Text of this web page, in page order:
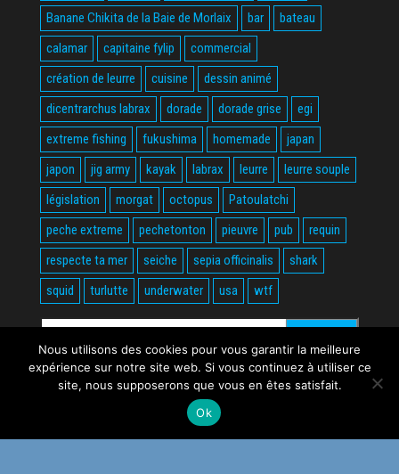
Banane Chikita de la Baie de Morlaix
bar
bateau
calamar
capitaine fylip
commercial
création de leurre
cuisine
dessin animé
dicentrarchus labrax
dorade dorade grise
egi
extreme fishing
fukushima homemade
japan
japon
jig army kayak labrax leurre
leurre souple
législation
morgat octopus
Patoulatchi
peche extreme
pechetonton pieuvre pub
requin
respecte ta mer
seiche sepia officinalis
shark
squid
turlutte underwater usa wtf
Rechercher :
WordPress
Nous utilisons des cookies pour vous garantir la meilleure
expérience sur notre site web. Si vous continuez à utiliser ce
site, nous supposerons que vous en êtes satisfait.
Ok